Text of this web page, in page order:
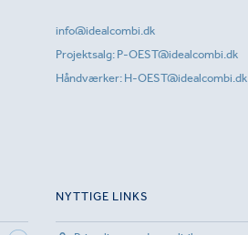
info@idealcombi.dk
Projektsalg: P-OEST@idealcombi.dk
Håndværker: H-OEST@idealcombi.dk
NYTTIGE LINKS